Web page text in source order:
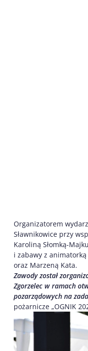
Organizatorem
Sławnikowice przy
Karoliną Słomką-
i zabawy z animatorką
oraz Marzeną Kata.
Zawody został
Zgorzelec w ramach
pozarządowych na
pożarnicze „OGNIK